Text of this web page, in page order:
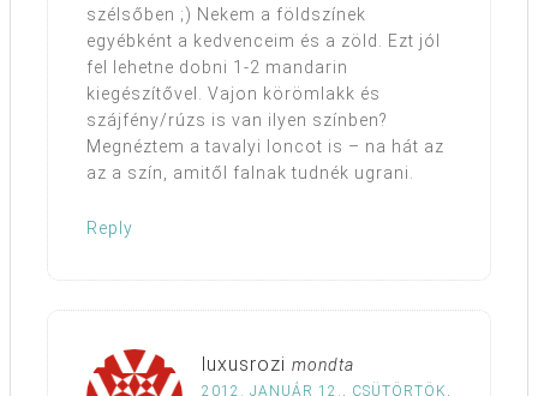
szélsőben ;) Nekem a földszínek
egyébként a kedvenceim és a zöld. Ezt jól
fel lehetne dobni 1-2 mandarin
kiegészítővel. Vajon körömlakk és
szájfény/rúzs is van ilyen színben?
Megnéztem a tavalyi loncot is – na hát az
az a szín, amitől falnak tudnék ugrani.
Reply
luxusrozi mondta
2012. JANUÁR 12., CSÜTÖRTÖK,